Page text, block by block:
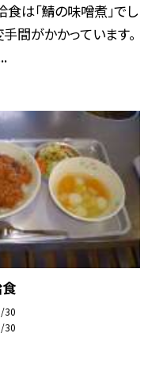
食は「鯖の味噌煮」でし
間がかかっています。
食
30
30